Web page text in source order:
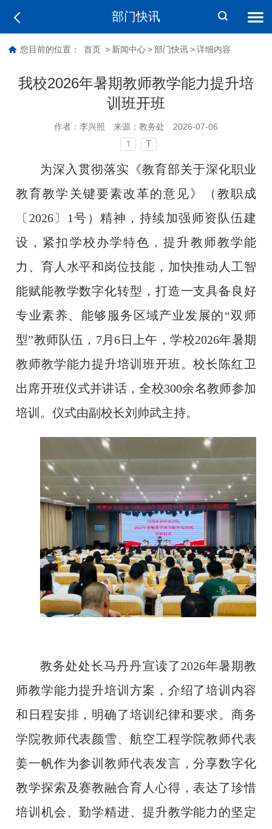
部门快讯
您目前的位置： 首页 > 新闻中心 > 部门快讯 > 详细内容
我校2026年暑期教师教学能力提升培
训班开班
作者： 李兴照 来源： 教务处 2026-07-06
T T
为深入贯彻落实 《教育部关于深化职业
教育教学关键要素改革的意见》（教职成
〔 2026〕1号）精神，持续加强师资队伍建
设，紧扣学校办学特色，提升教师教学能
力、育人水平和岗位技能，加快推动 人工智
能赋能教学数字化转型， 打造一支具备良好
专业素养、能够服务区域产业发展的“双师
型”教师队伍 ， 7月6日上午，学校2026年暑期
教师教学能力提升培训班开班。校长陈红卫
出席开班仪式并讲话，全校300余名教师参加
培训。仪式由副校长刘帅武主持。
教务处处长马丹丹宣读了2026年暑期教
师教学能力提升培训方案，介绍了培训内容
和日程安排，明确了培训纪律和要求。商务
学院教师代表颜雪、航空工程学院教师代表
姜一帆作为参训教师代表发言 ，分享数字化
教学探索及赛教融合育人心得，表达了珍惜
培训机会、勤学精进、提升教学能力的坚定